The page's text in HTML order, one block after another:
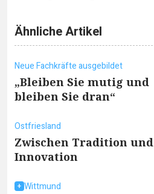
Ähnliche Artikel
Neue Fachkräfte ausgebildet
„Bleiben Sie mutig und
bleiben Sie dran“
Ostfriesland
Zwischen Tradition und
Innovation
Wittmund